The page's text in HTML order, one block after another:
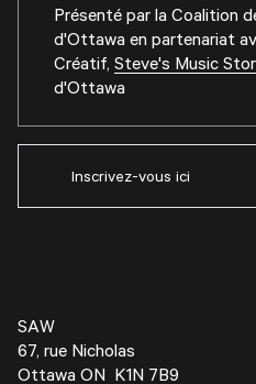
Présenté par la Coalition
d'Ottawa en partenariat
Créatif, Steve's Music
d'Ottawa
Inscrivez-vous ici
SAW
67, rue Nicholas
Ottawa ON K1N 7B9